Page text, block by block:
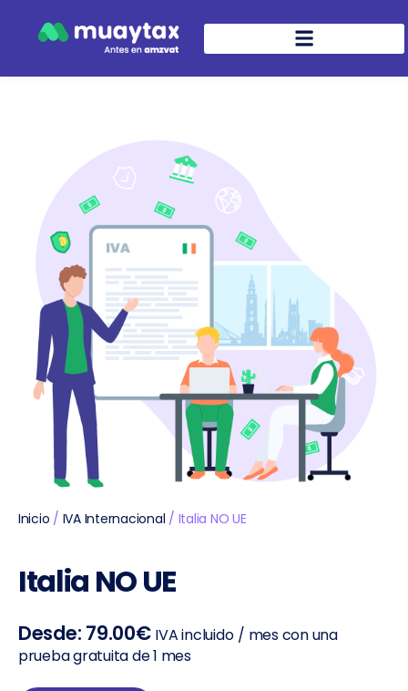
Inicio / IVA Internacional / Italia NO UE
Italia NO UE
Desde: 79.00€ IVA incluido / mes con una
prueba gratuita de 1 mes